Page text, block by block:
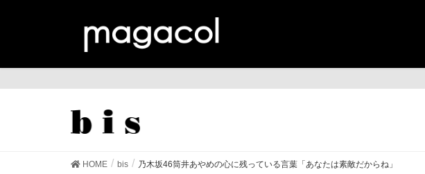
HOME bis 乃木坂46筒井あやめの心に残っている言葉「あなたは素敵だからね」